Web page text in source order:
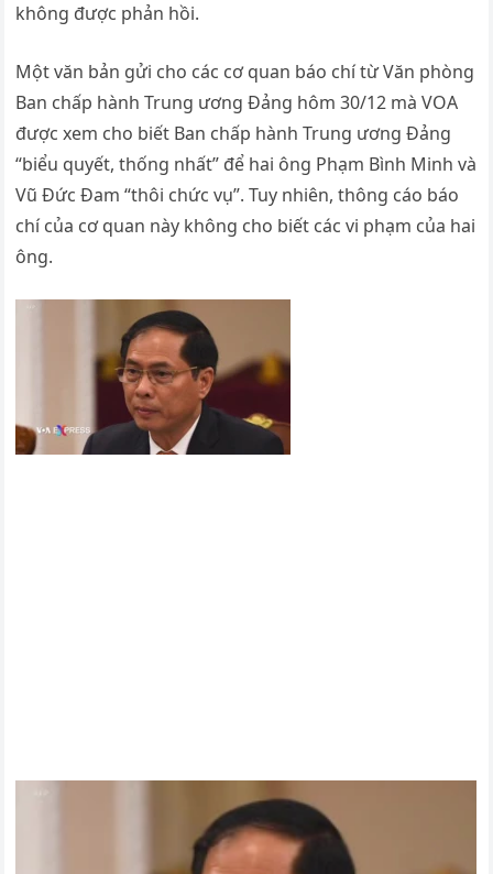
không được phản hồi.
Một văn bản gửi cho các cơ quan báo chí từ Văn phòng
Ban chấp hành Trung ương Đảng hôm 30/12 mà VOA
được xem cho biết Ban chấp hành Trung ương Đảng
“biểu quyết, thống nhất” để hai ông Phạm Bình Minh và
Vũ Đức Đam “thôi chức vụ”. Tuy nhiên, thông cáo báo
chí của cơ quan này không cho biết các vi phạm của hai
ông.